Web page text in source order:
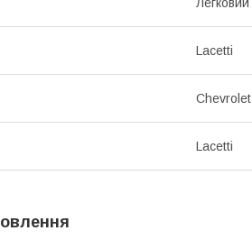
Lacetti
Chevrolet
Lacetti